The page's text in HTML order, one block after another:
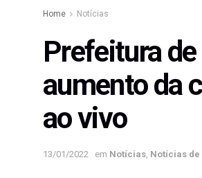
Home Notícias
Prefeitura
aumento da
ao vivo
13/01/2022 em Notícias Notícias de